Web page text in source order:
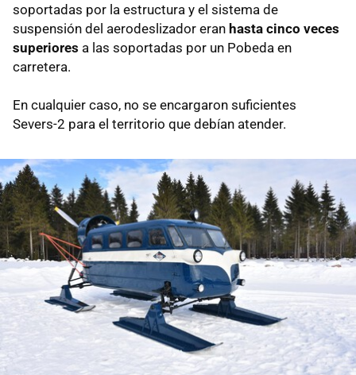
soportadas por la estructura y el sistema de
suspensión del aerodeslizador eran hasta cinco veces
superiores a las soportadas por un Pobeda en
carretera.
En cualquier caso, no se encargaron suficientes
Severs-2 para el territorio que debían atender.